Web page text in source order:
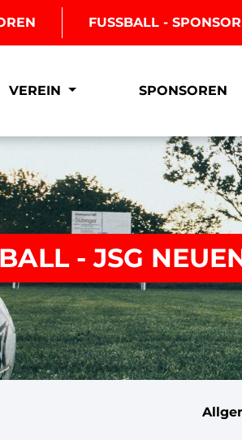
FUSSBALL -
VEREIN SPONSOREN
- JSG